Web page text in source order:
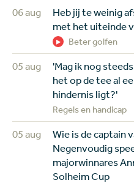
06 aug
Heb jij te weinig
met het uiteinde
Beter golfen
05 aug
'Mag ik nog
het op de tee al
hindernis ligt?'
Regels en handicap
05 aug
Wie is de captain
Negenvoudig
majorwinnares
Solheim Cup